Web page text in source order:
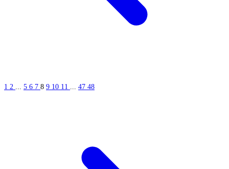
1 2 5 6 7 8 9 10 11 47 48